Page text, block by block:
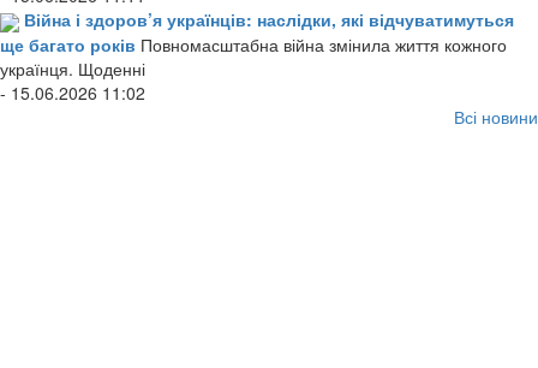
Війна і здоров’я українців: наслідки, які відчуватимуться
ще багато років Повномасштабна війна змінила життя кожного
українця. Щоденні
- 15.06.2026 11:02
Всі новини